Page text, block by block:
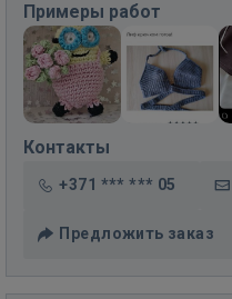
Примеры работ
Контакты
+371 *** *** 05
Предложить заказ